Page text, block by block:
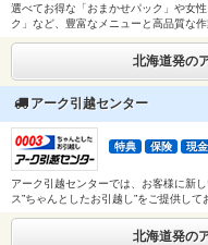
選べてお得な「おまかせパック」や女
ク」など、豊富なメニューと高品質な
北海道発の
アーク引越センター
特典 保険 現
アーク引越センターでは、お客様に新
ス”ちゃんとしたお引越し”をご提供して
北海道発の